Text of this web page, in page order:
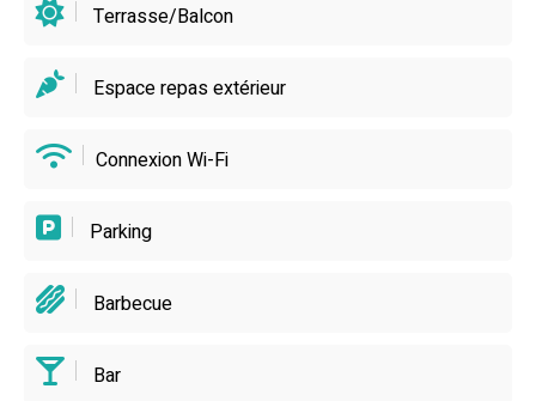
Terrasse/Balcon
Espace repas extérieur
Connexion Wi-Fi
Parking
Barbecue
Bar